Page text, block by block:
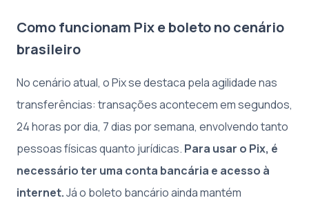
Como funcionam Pix e boleto no cenário
brasileiro
No cenário atual, o Pix se destaca pela agilidade nas
transferências: transações acontecem em segundos,
24 horas por dia, 7 dias por semana, envolvendo tanto
pessoas físicas quanto jurídicas. Para usar o Pix, é
necessário ter uma conta bancária e acesso à
internet.Já o boleto bancário ainda mantém